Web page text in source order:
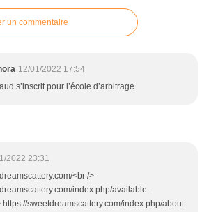
un commentaire
12/01/2022 17:54
s’inscrit pour l’école d’arbitrage
2022 23:31
<br />
index.php/available-
https://sweetdreamscattery.com/index.php/about-